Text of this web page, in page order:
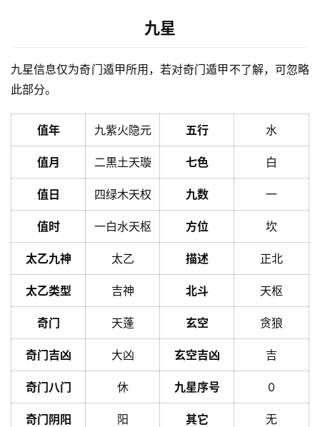
九星
九星信息仅为奇门遁甲所用，若对奇门遁甲不了解，可忽略
此部分。
值年 九紫火隐元 五行 水
值月 二黒土天璇 七色 白
值日 四绿木天权 九数 一
值时 一白水天枢 方位 坎
太乙九神 太乙 描述 正北
太乙类型 吉神 北斗 天枢
奇门 天蓬 玄空 贪狼
奇门吉凶 大凶 玄空吉凶 吉
奇门八门 休 九星序号 0
奇门阴阳 阳 其它 无